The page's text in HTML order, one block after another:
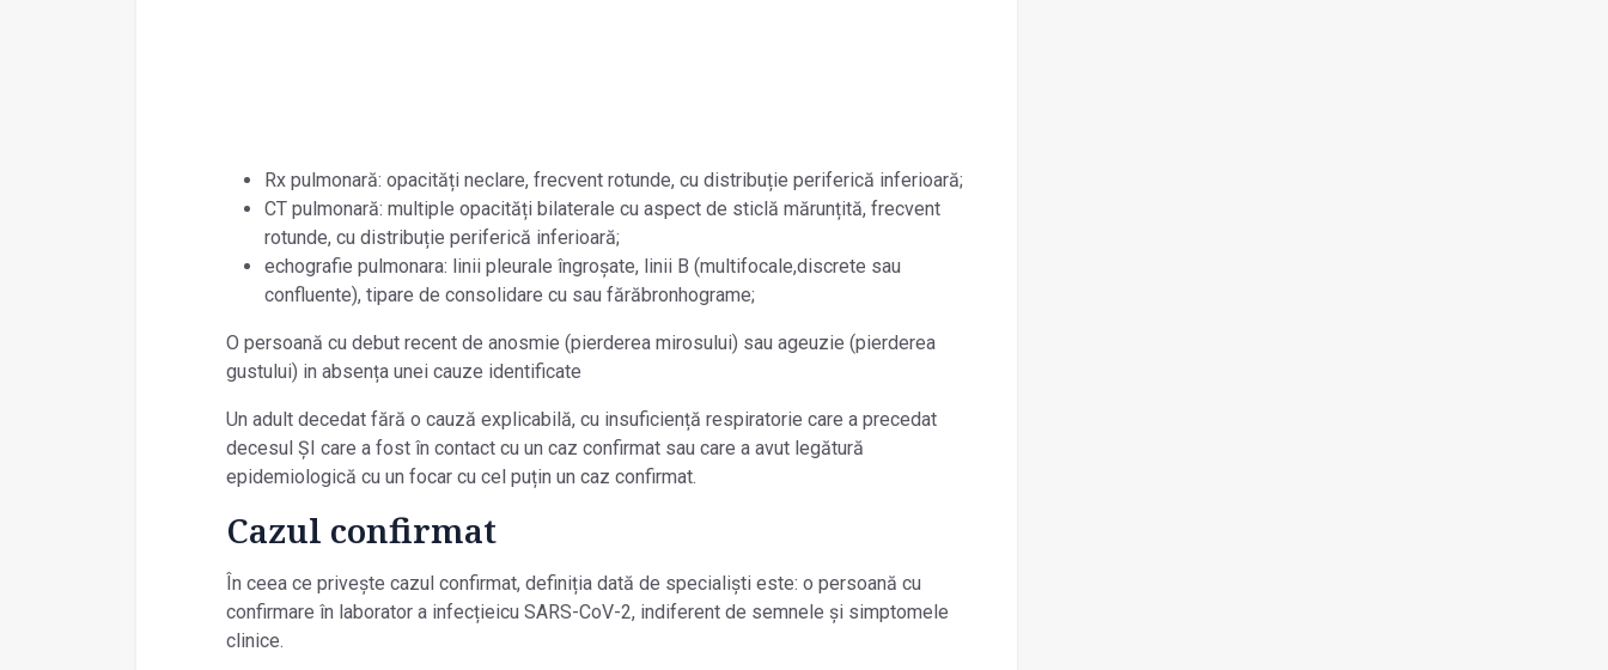
Rx pulmonară: opacități neclare, frecvent rotunde, cu distribuție periferică inferioară;
CT pulmonară: multiple opacități bilaterale cu aspect de sticlă mărunțită, frecvent
rotunde, cu distribuție periferică inferioară;
echografie pulmonara: linii pleurale îngroșate, linii B (multifocale,discrete sau
confluente), tipare de consolidare cu sau fărăbronhograme;
O persoană cu debut recent de anosmie (pierderea mirosului) sau ageuzie (pierderea
gustului) in absența unei cauze identificate
Un adult decedat fără o cauză explicabilă, cu insuficiență respiratorie care a precedat
decesul ȘI care a fost în contact cu un caz confirmat sau care a avut legătură
epidemiologică cu un focar cu cel puțin un caz confirmat.
Cazul confirmat
În ceea ce privește cazul confirmat, definiția dată de specialiști este: o persoană cu
confirmare în laborator a infecțieicu SARS-CoV-2, indiferent de semnele şi simptomele
clinice.